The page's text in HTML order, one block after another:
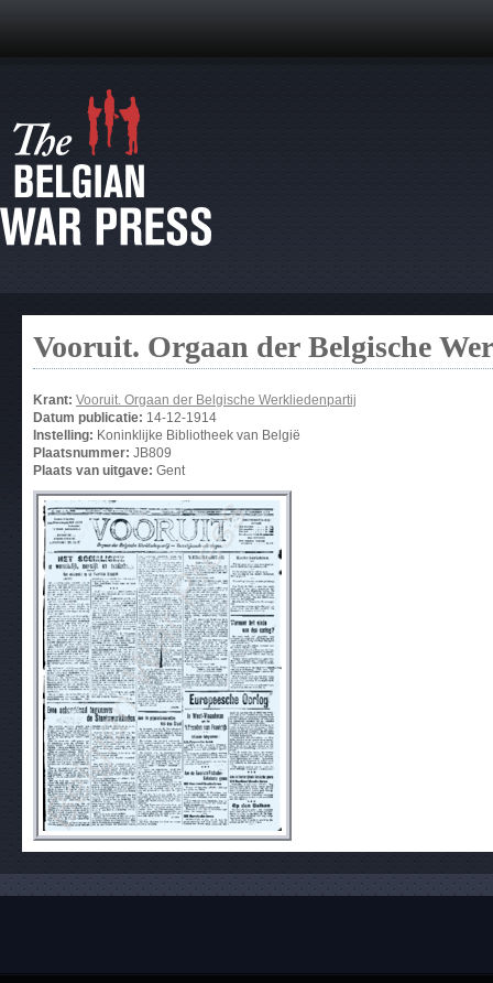
Vooruit. Orgaan der Belgische
Krant: Vooruit. Orgaan der Belgische Werkliedenpartij
Datum publicatie: 14-12-1914
Instelling: Koninklijke Bibliotheek van België
Plaatsnummer: JB809
Plaats van uitgave: Gent